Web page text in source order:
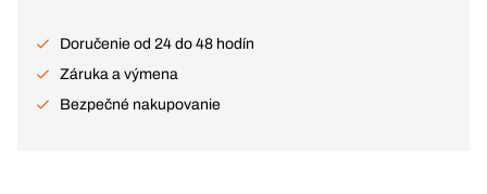
Doručenie od 24 do 48 hodín
Záruka a výmena
Bezpečné nakupovanie